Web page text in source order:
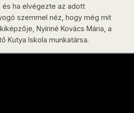
ha elvégezte az adott
szemmel néz, hogy még mit
Nyíriné Kovács Mária, a
Kutya Iskola munkatársa.